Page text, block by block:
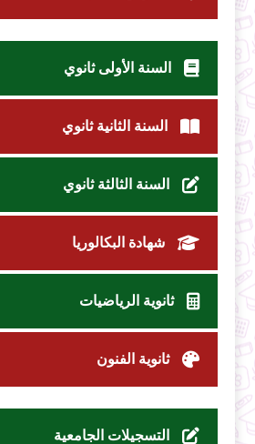
السنة الأولى ثانوي
السنة الثانية ثانوي
السنة الثالثة ثانوي
شهادة البكالوريا
ثانوية الرياضيات
ثانوية الفنون
التسجيلات الجامعية